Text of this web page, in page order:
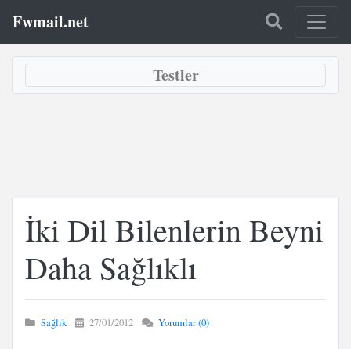
Fwmail.net
Testler
İki Dil Bilenlerin Beyni
Daha Sağlıklı
Sağlık 27/01/2012 Yorumlar (0)